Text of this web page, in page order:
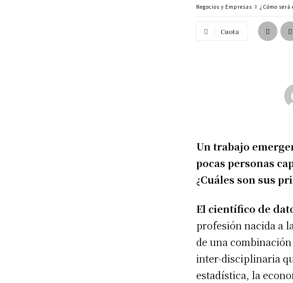
Negocios y Empresas ¿Cómo
Cuota
Un trabajo
pocas personas
¿Cuáles son sus
El científico de
profesión nacida a
de una
inter-disciplinaria
estadística, la